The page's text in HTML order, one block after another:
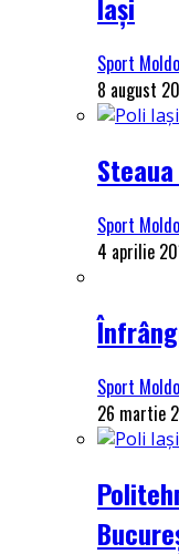
Iași
Sport
8 august
Sport
4 aprilie
Sport
26 martie